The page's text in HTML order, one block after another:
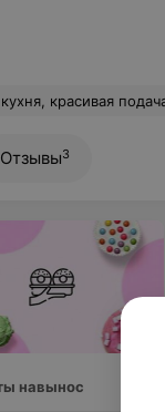
подача блюд. Однозначно
Отзывы3
навынос